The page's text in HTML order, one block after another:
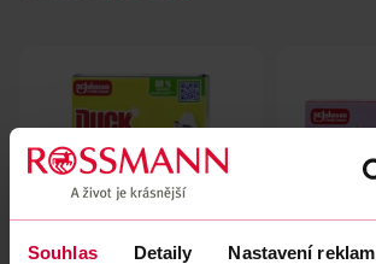
Souhlas Detaily Nastavení reklam